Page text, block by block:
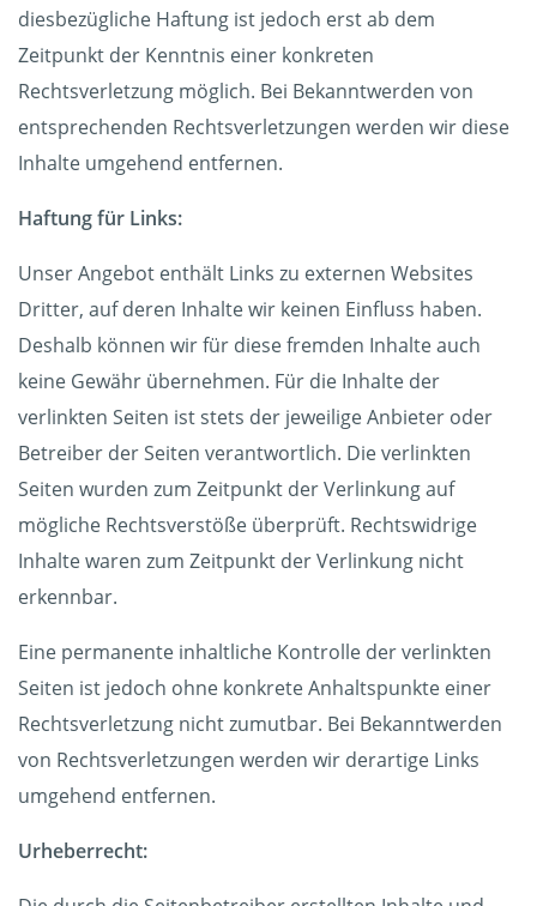
diesbezügliche Haftung ist jedoch erst ab dem
Zeitpunkt der Kenntnis einer konkreten
Rechtsverletzung möglich. Bei Bekanntwerden von
entsprechenden Rechtsverletzungen werden wir diese
Inhalte umgehend entfernen.
Haftung für Links:
Unser Angebot enthält Links zu externen Websites
Dritter, auf deren Inhalte wir keinen Einfluss haben.
Deshalb können wir für diese fremden Inhalte auch
keine Gewähr übernehmen. Für die Inhalte der
verlinkten Seiten ist stets der jeweilige Anbieter oder
Betreiber der Seiten verantwortlich. Die verlinkten
Seiten wurden zum Zeitpunkt der Verlinkung auf
mögliche Rechtsverstöße überprüft. Rechtswidrige
Inhalte waren zum Zeitpunkt der Verlinkung nicht
erkennbar.
Eine permanente inhaltliche Kontrolle der verlinkten
Seiten ist jedoch ohne konkrete Anhaltspunkte einer
Rechtsverletzung nicht zumutbar. Bei Bekanntwerden
von Rechtsverletzungen werden wir derartige Links
umgehend entfernen.
Urheberrecht: